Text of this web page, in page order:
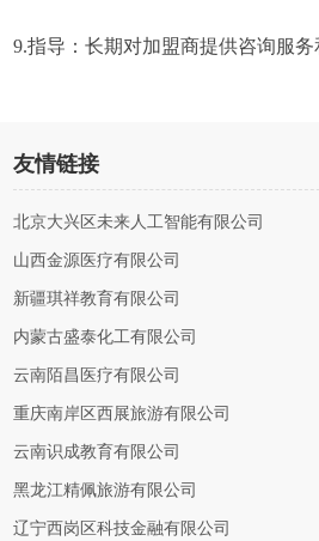
9.指导：长期对加盟商提供咨询服务
友情链接
北京大兴区未来人工智能有限公司
山西金源医疗有限公司
新疆琪祥教育有限公司
内蒙古盛泰化工有限公司
云南陌昌医疗有限公司
重庆南岸区西展旅游有限公司
云南识成教育有限公司
黑龙江精佩旅游有限公司
辽宁西岗区科技金融有限公司